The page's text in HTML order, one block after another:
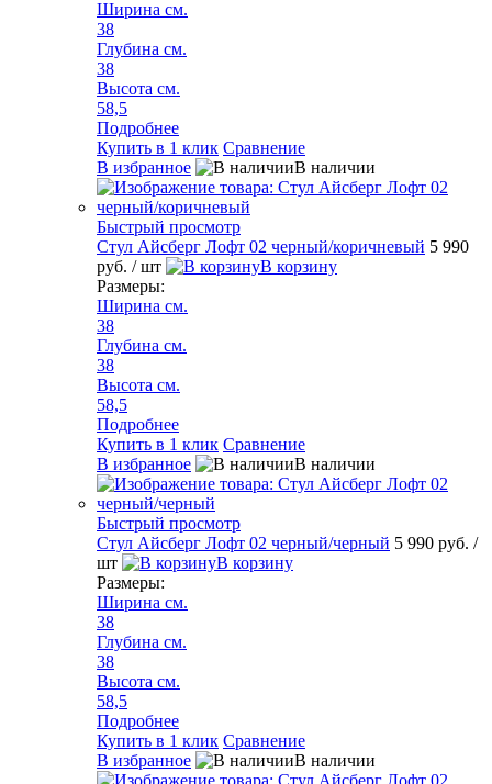
Ширина см.
38
Глубина см.
38
Высота см.
58,5
Подробнее
Купить в 1 клик Сравнение
В избранное
В наличии
Быстрый просмотр
Стул Айсберг Лофт 02 черный/коричневый 5 990
руб. / шт
В корзину
Размеры:
Ширина см.
38
Глубина см.
38
Высота см.
58,5
Подробнее
Купить в 1 клик Сравнение
В избранное
В наличии
Быстрый просмотр
Стул Айсберг Лофт 02 черный/черный 5 990 руб. /
шт
В корзину
Размеры:
Ширина см.
38
Глубина см.
38
Высота см.
58,5
Подробнее
Купить в 1 клик Сравнение
В избранное
В наличии